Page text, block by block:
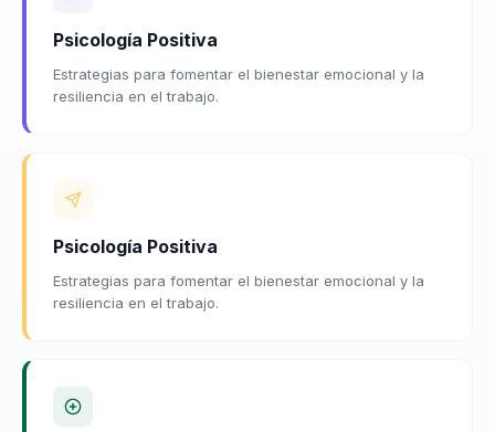
Psicología Positiva
Estrategias para fomentar el bienestar emocional y la
resiliencia en el trabajo.
Psicología Positiva
Estrategias para fomentar el bienestar emocional y la
resiliencia en el trabajo.